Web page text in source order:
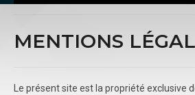
PRÉSENTATION
MENTIONS
Le présent site est la propriété exclusive